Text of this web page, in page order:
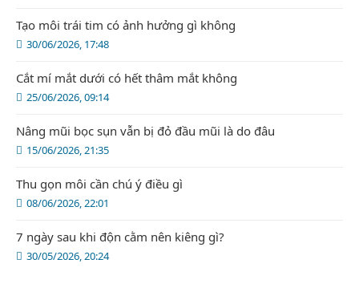
30/06/2026, 17:48
Tạo môi trái tim có ảnh hưởng gì không
25/06/2026, 09:14
Cắt mí mắt dưới có hết thâm mắt không
15/06/2026, 21:35
Nâng mũi bọc sụn vẫn bị đỏ đầu mũi là do đâu
08/06/2026, 22:01
Thu gọn môi cần chú ý điều gì
30/05/2026, 20:24
7 ngày sau khi độn cằm nên kiêng gì?